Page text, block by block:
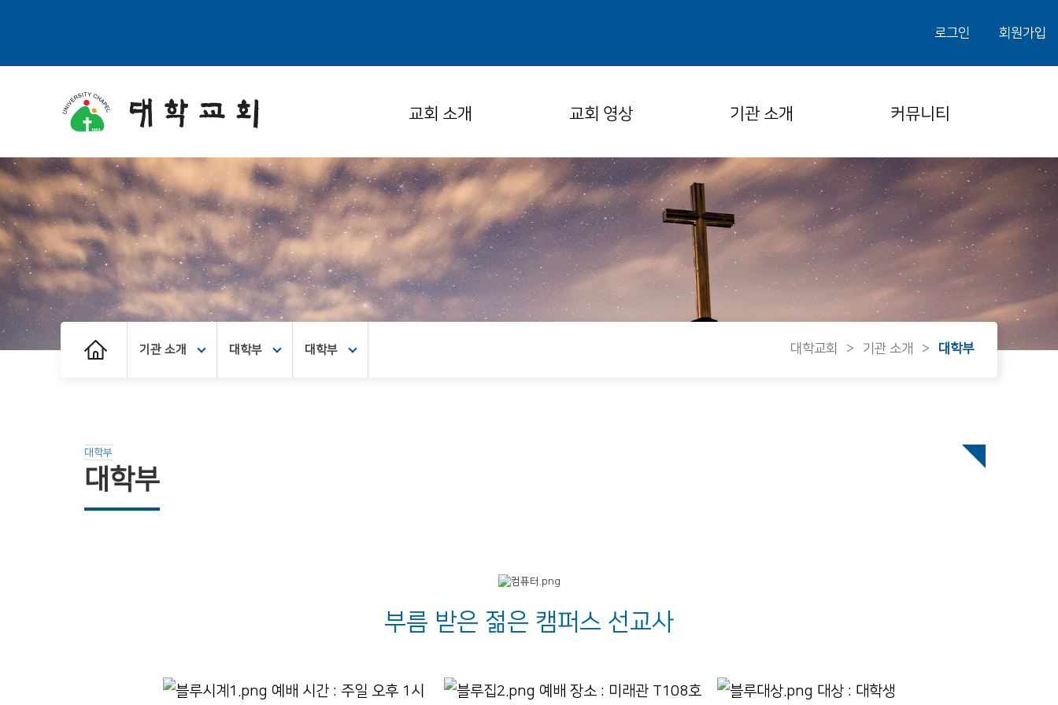
회원가입
로그인
교회 소개 교회 영상 기관 소개 커뮤니티
기관 소개 대학부 대학부 대학교회 > 기관 소개 > 대학부
대학부
대학부
부름 받은 젊은 캠퍼스 선교사
예배 시간 : 주일 오후 1시 예배 장소 : 미래관 T108호 대상 : 대학생